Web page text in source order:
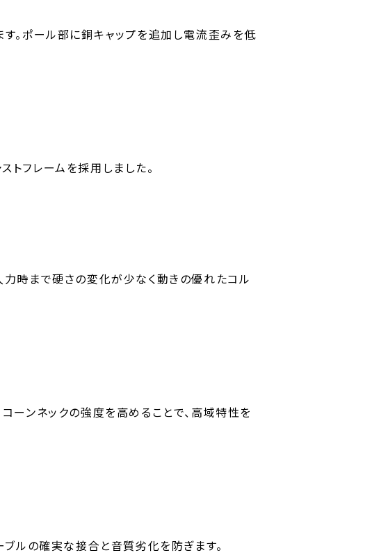
。ポール部に銅キャップを追加し電流歪みを低
トフレームを採用しました。
力時まで硬さの変化が少なく動きの優れたコル
ーンネックの強度を高めることで、高域特性を
ルの確実な接合と音質劣化を防ぎます。